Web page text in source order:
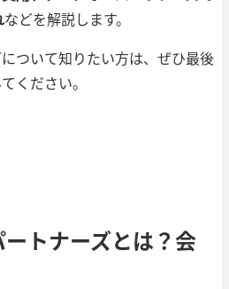
などを解説します。
ついて知りたい方は、ぜひ最後
ください。
トナーズとは？会